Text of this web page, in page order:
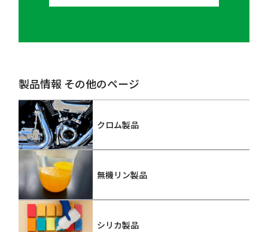
製品情報 その他のページ
クロム製品
無機リン製品
シリカ製品